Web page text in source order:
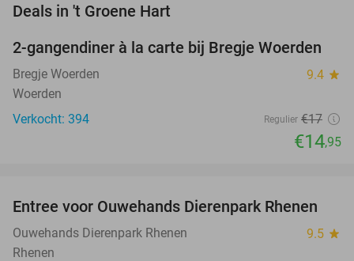
Deals in 't Groene Hart
12%
2-gangendiner à la carte bij Bregje Woerden
Bregje Woerden 9.4 star
Woerden
Verkocht: 394
Regulier €17
€14,95
19%
Entree voor Ouwehands Dierenpark Rhenen
Ouwehands Dierenpark Rhenen 9.5 star
Rhenen